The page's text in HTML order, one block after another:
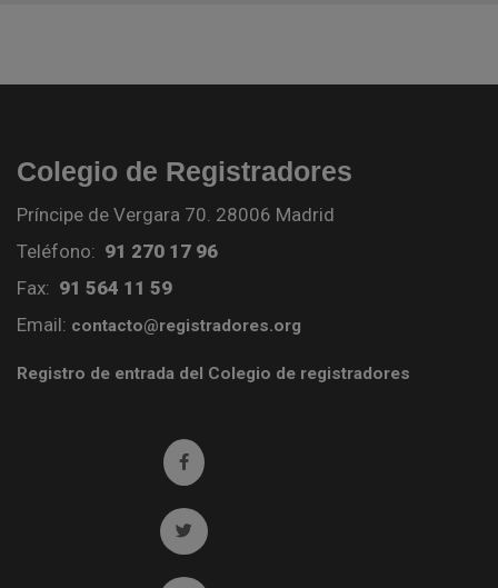
Colegio de Registradores
Príncipe de Vergara 70. 28006 Madrid
Teléfono: 91 270 17 96
Fax: 91 564 11 59
Email: contacto@registradores.org
Registro de entrada del Colegio de registradores
Ir a facebook (abre en ventana nueva)
Ir a twitter (abre en ventana nueva)